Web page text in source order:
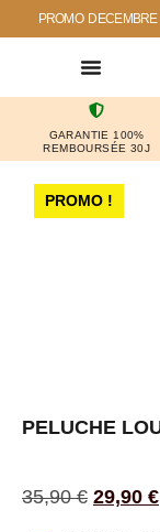
PROMO
GARANTIE 100%
REMBOURSÉE 30J
PROMO !
PELUCHE
35,90€ 29,90 €